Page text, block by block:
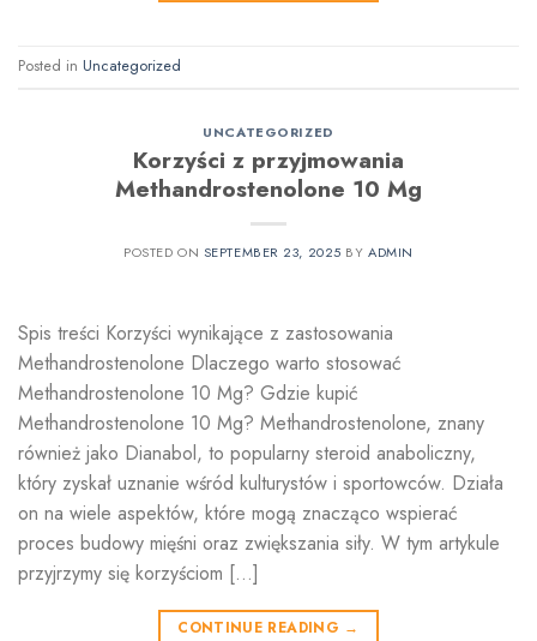
Posted in Uncategorized
UNCATEGORIZED
Korzyści z przyjmowania
Methandrostenolone 10 Mg
POSTED ON SEPTEMBER 23, 2025 BYADMIN
Spis treści Korzyści wynikające z zastosowania
Methandrostenolone Dlaczego warto stosować
Methandrostenolone 10 Mg? Gdzie kupić
Methandrostenolone 10 Mg? Methandrostenolone, znany
również jako Dianabol, to popularny steroid anaboliczny,
który zyskał uznanie wśród kulturystów i sportowców. Działa
on na wiele aspektów, które mogą znacząco wspierać
proces budowy mięśni oraz zwiększania siły. W tym artykule
przyjrzymy się korzyściom […]
CONTINUE READING →